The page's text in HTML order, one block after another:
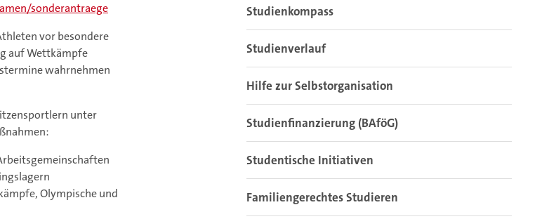
sonderantraege
vor besondere
auf Wettkämpfe
wahrnehmen
unter
Olympische und
Studienkompass
Studienverlauf
Hilfe zur Selbstorganisation
Studienfinanzierung (BAföG)
Studentische Initiativen
Familiengerechtes Studieren